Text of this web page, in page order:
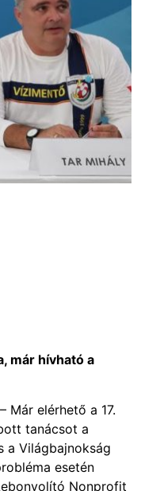
már hívható a
Már elérhető a 17.
tanácsot a
a Világbajnokság
esetén
Nonprofit